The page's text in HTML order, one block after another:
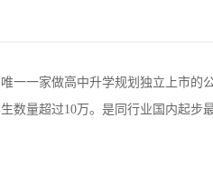
一一家做高中升学规划独立上市的
数量超过10万。是同行业国内起步